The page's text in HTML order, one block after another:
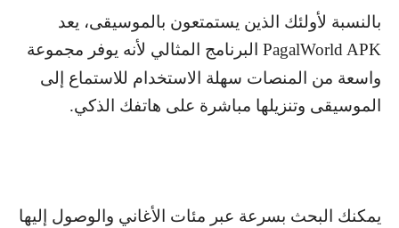
بالنسبة لأولئك الذين يستمتعون بالموسيقى، يعد
PagalWorld APK البرنامج المثالي لأنه يوفر مجموعة
واسعة من المنصات سهلة الاستخدام للاستماع إلى
الموسيقى وتنزيلها مباشرة على هاتفك الذكي.
يمكنك البحث بسرعة عبر مئات الأغاني والوصول إليها